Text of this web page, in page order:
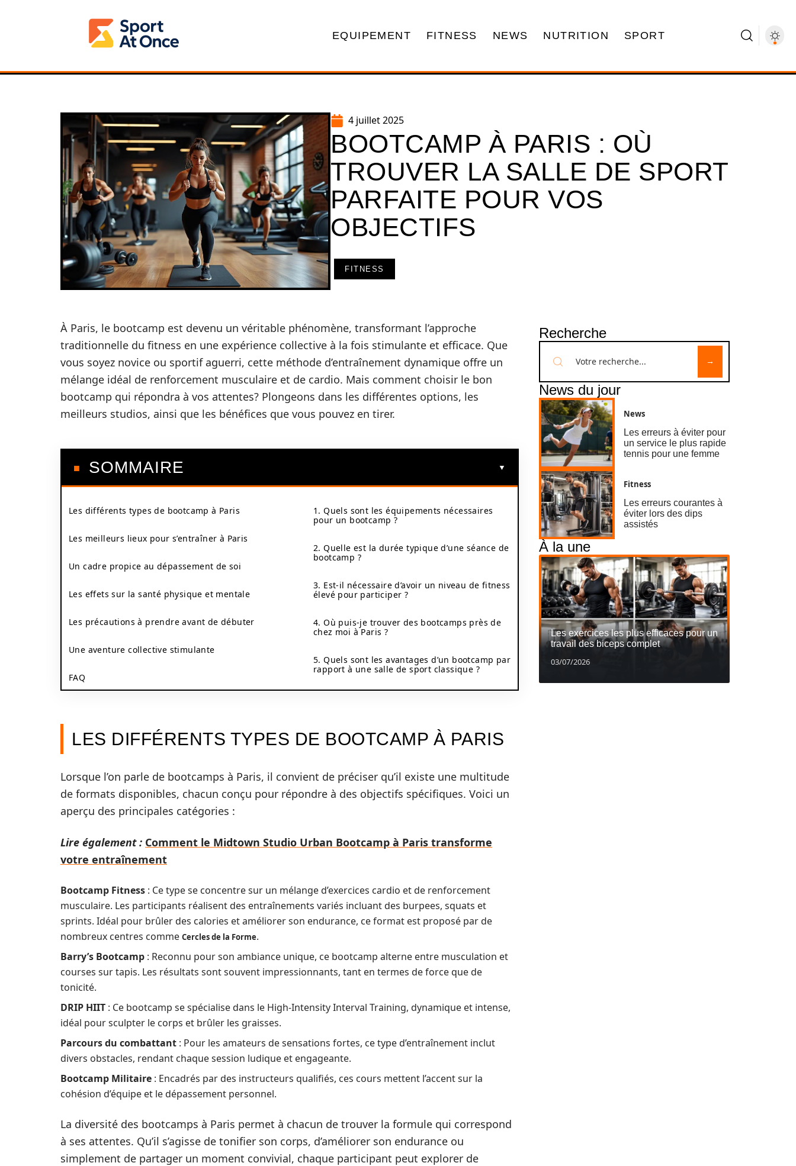
EQUIPEMENT FITNESS NEWS NUTRITION SPORT
4 juillet 2025
BOOTCAMP À PARIS : OÙ
TROUVER LA SALLE DE SPORT
PARFAITE POUR VOS
OBJECTIFS
FITNESS
À Paris, le bootcamp est devenu un véritable phénomène, transformant l’approche
traditionnelle du fitness en une expérience collective à la fois stimulante et efficace. Que
vous soyez novice ou sportif aguerri, cette méthode d’entraînement dynamique offre un
mélange idéal de renforcement musculaire et de cardio. Mais comment choisir le bon
bootcamp qui répondra à vos attentes? Plongeons dans les différentes options, les
meilleurs studios, ainsi que les bénéfices que vous pouvez en tirer.
SOMMAIRE
Les différents types de bootcamp à Paris
Les meilleurs lieux pour s’entraîner à Paris
Un cadre propice au dépassement de soi
Les effets sur la santé physique et mentale
Les précautions à prendre avant de débuter
Une aventure collective stimulante
FAQ
1. Quels sont les équipements nécessaires
pour un bootcamp ?
2. Quelle est la durée typique d’une séance de
bootcamp ?
3. Est-il nécessaire d’avoir un niveau de fitness
élevé pour participer ?
4. Où puis-je trouver des bootcamps près de
chez moi à Paris ?
5. Quels sont les avantages d’un bootcamp par
rapport à une salle de sport classique ?
LES DIFFÉRENTS TYPES DE BOOTCAMP À PARIS
Lorsque l’on parle de bootcamps à Paris, il convient de préciser qu’il existe une multitude
de formats disponibles, chacun conçu pour répondre à des objectifs spécifiques. Voici un
aperçu des principales catégories :
Lire également : Comment le Midtown Studio Urban Bootcamp à Paris transforme
votre entraînement
Bootcamp Fitness : Ce type se concentre sur un mélange d’exercices cardio et de renforcement
musculaire. Les participants réalisent des entraînements variés incluant des burpees, squats et
sprints. Idéal pour brûler des calories et améliorer son endurance, ce format est proposé par de
nombreux centres comme Cercles de la Forme.
Barry’s Bootcamp : Reconnu pour son ambiance unique, ce bootcamp alterne entre musculation et
courses sur tapis. Les résultats sont souvent impressionnants, tant en termes de force que de
tonicité.
DRIP HIIT : Ce bootcamp se spécialise dans le High-Intensity Interval Training, dynamique et intense,
idéal pour sculpter le corps et brûler les graisses.
Parcours du combattant : Pour les amateurs de sensations fortes, ce type d’entraînement inclut
divers obstacles, rendant chaque session ludique et engageante.
Bootcamp Militaire : Encadrés par des instructeurs qualifiés, ces cours mettent l’accent sur la
cohésion d’équipe et le dépassement personnel.
La diversité des bootcamps à Paris permet à chacun de trouver la formule qui correspond
à ses attentes. Qu’il s’agisse de tonifier son corps, d’améliorer son endurance ou
simplement de partager un moment convivial, chaque participant peut explorer de
Recherche
News du jour
News
Les erreurs à éviter pour
un service le plus rapide
tennis pour une femme
Fitness
Les erreurs courantes à
éviter lors des dips
assistés
À la une
Les exercices les plus efficaces pour un
travail des biceps complet
03/07/2026